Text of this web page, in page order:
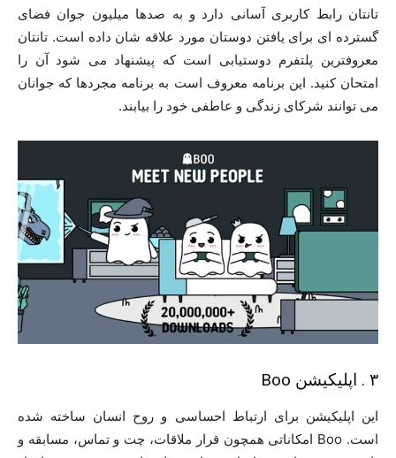
تانتان رابط کاربری آسانی دارد و به صدها میلیون جوان فضای
گسترده ای برای یافتن دوستان مورد علاقه شان داده است. تانتان
معروفترین پلتفرم دوستیابی است که پیشنهاد می شود آن را
امتحان کنید. این برنامه معروف است به برنامه مجردها که جوانان
می توانند شرکای زندگی و عاطفی خود را بیابند.
۳ . اپلیکیشن Boo
این اپلیکیشن برای ارتباط احساسی و روح انسان ساخته شده
است. Boo امکاناتی همچون قرار ملاقات، چت و تماس، مسابقه و